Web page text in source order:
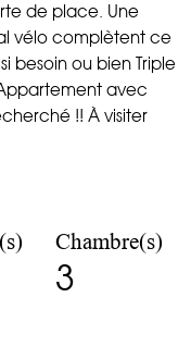
de place. Une
vélo complètent ce
besoin ou bien Triple
avec
!! À visiter
Chambre(s)
3